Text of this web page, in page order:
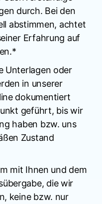
durch. Bei den
abstimmen, achtet
Erfahrung auf
Unterlagen oder
in unserer
dokumentiert
geführt, bis wir
haben bzw. uns
Zustand
mit Ihnen und dem
die wir
keine bzw. nur